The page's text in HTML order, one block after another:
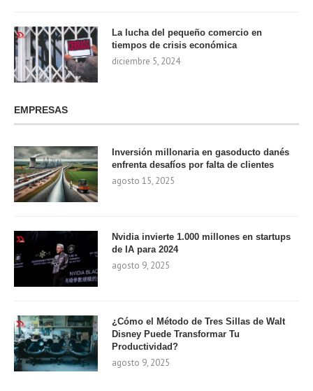
La lucha del pequeño comercio en
tiempos de crisis económica
diciembre 5, 2024
EMPRESAS
Inversión millonaria en gasoducto danés
enfrenta desafíos por falta de clientes
agosto 15, 2025
Nvidia invierte 1.000 millones en startups
de IA para 2024
agosto 9, 2025
¿Cómo el Método de Tres Sillas de Walt
Disney Puede Transformar Tu
Productividad?
agosto 9, 2025